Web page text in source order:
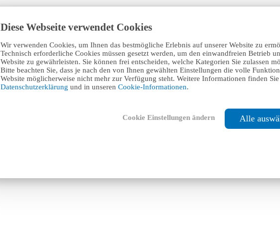
Diese Webseite verwendet Cookies
Wir verwenden Cookies, um Ihnen das bestmögliche Erlebnis auf unserer Website zu
Technisch erforderliche Cookies müssen gesetzt werden, um den einwandfreien Betrieb
Website zu gewährleisten. Sie können frei entscheiden, welche Kategorien Sie zulassen
Bitte beachten Sie, dass je nach den von Ihnen gewählten Einstellungen die volle
Website möglicherweise nicht mehr zur Verfügung steht. Weitere Informationen finden
Datenschutzerklärung und in unseren Cookie-Informationen.
Cookie Einstellungen ändern Alle